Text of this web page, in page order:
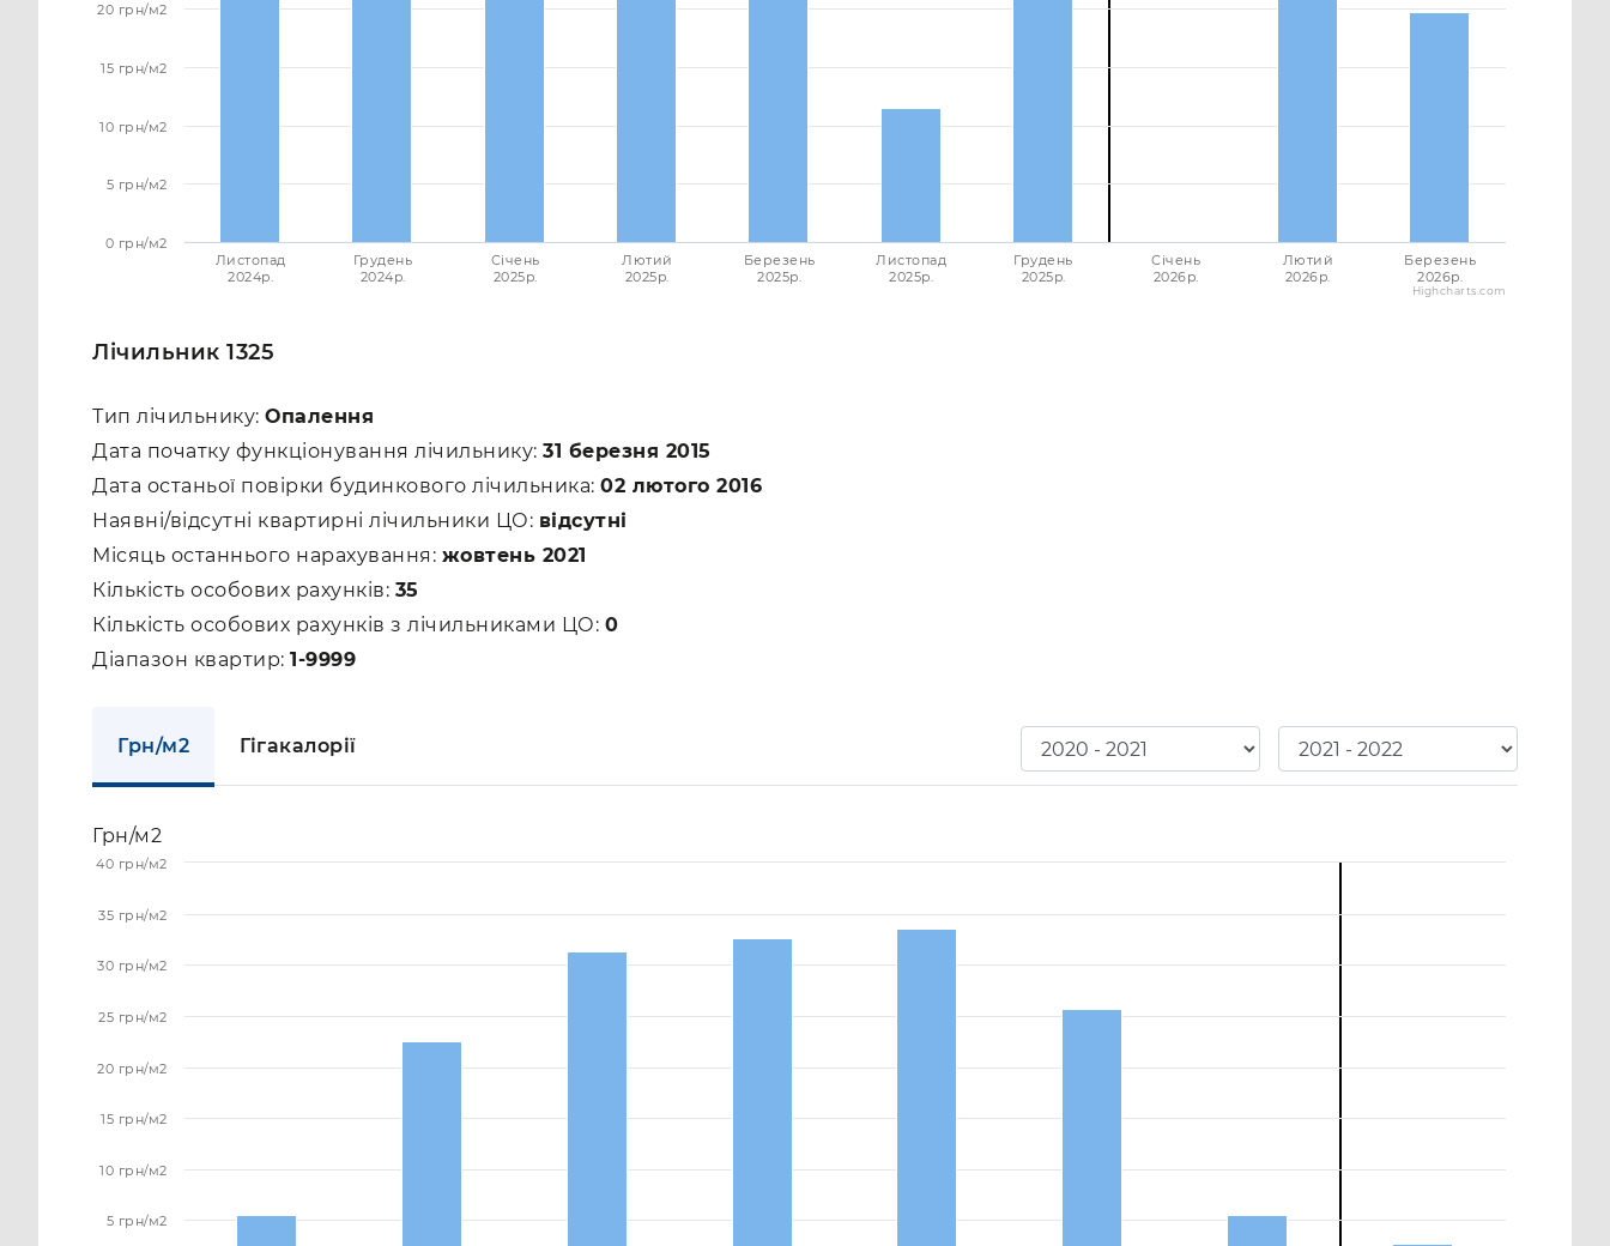
Листопад
2024p.
Грудень
2024p.
Січень
2025p.
Лютий
2025p.
Березень
2025p.
Листопад
2025p.
Грудень
2025p.
Січень
2026p.
Лютий
2026p.
Березень
2026p.
0 грн/м2
5 грн/м2
10 грн/м2
15 грн/м2
20 грн/м2
Highcharts.com
Лічильник 1325
Тип лічильнику: Опалення
Дата початку функціонування лічильнику: 31 березня 2015
Дата останьої повірки будинкового лічильника: 02 лютого 2016
Наявні/відсутні квартирні лічильники ЦО: відсутні
Місяць останнього нарахування: жовтень 2021
Кількість особових рахунків: 35
Кількість особових рахунків з лічильниками ЦО: 0
Діапазон квартир: 1-9999
Грн/м2 Гігакалорії
Грн/м2
5 грн/м2
10 грн/м2
15 грн/м2
20 грн/м2
25 грн/м2
30 грн/м2
35 грн/м2
40 грн/м2